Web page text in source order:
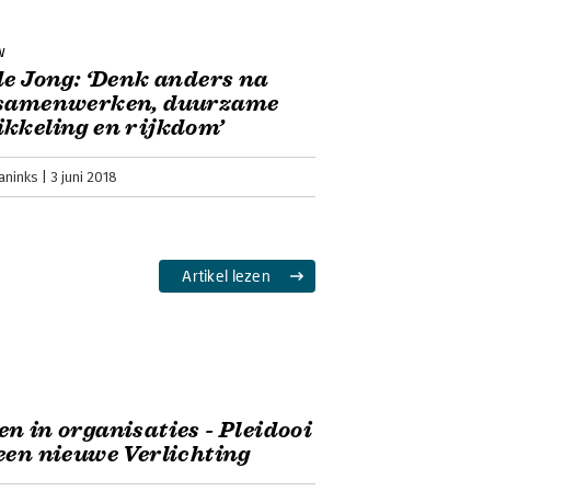
op tal van gebieden en niet in de
het boek als een traktaat.
Jong: ‘Denk anders na
duurzame
en rijkdom’
3 juni 2018
Artikel lezen
in organisaties - Pleidooi
nieuwe Verlichting